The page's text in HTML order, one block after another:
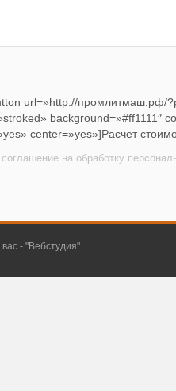
url=»http://промлитмаш.рф/
background=»#ff1111″
center=»yes»]Расчет
соглашение на обработку
- "Вебстудия"